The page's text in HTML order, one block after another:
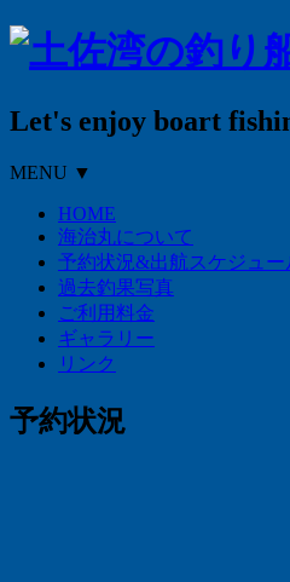
Let's enjoy boart
MENU ▼
HOME
海治丸について
予約状況&出航スケジュー
過去釣果写真
ご利用料金
ギャラリー
リンク
予約状況